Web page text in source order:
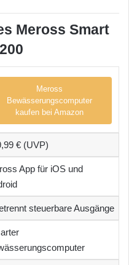
Meross Smart
Meross
Bewässerungscomputer
kaufen bei Amazon
€ (UVP)
App für iOS und
steuerbare Ausgänge